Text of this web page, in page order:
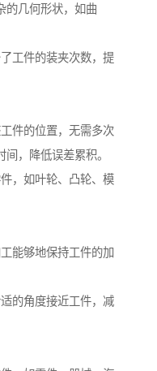
的几何形状，如曲
工件的装夹次数，提
件的位置，无需多次
，降低误差累积。
，如叶轮、凸轮、模
能够地保持工件的加
的角度接近工件，减